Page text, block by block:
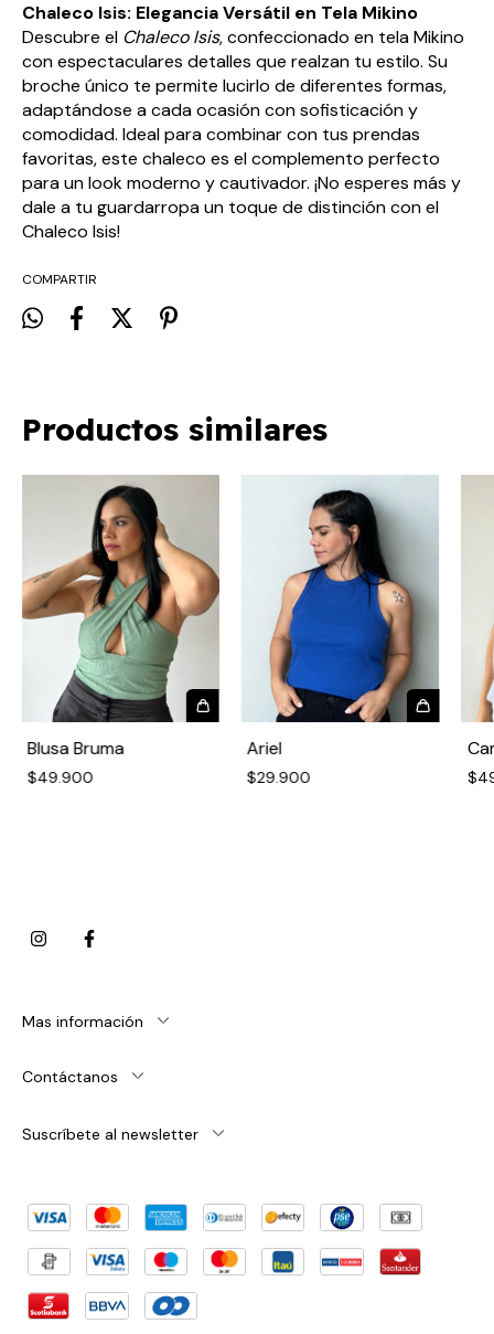
Chaleco Isis: Elegancia Versátil en Tela Mikino
Descubre el Chaleco Isis, confeccionado en tela Mikino
con espectaculares detalles que realzan tu estilo. Su
broche único te permite lucirlo de diferentes formas,
adaptándose a cada ocasión con sofisticación y
comodidad. Ideal para combinar con tus prendas
favoritas, este chaleco es el complemento perfecto
para un look moderno y cautivador. ¡No esperes más y
dale a tu guardarropa un toque de distinción con el
Chaleco Isis!
COMPARTIR
Productos similares
Blusa Bruma
$49.900
Ariel
$29.900
Mas información
Contáctanos
Suscríbete al newsletter